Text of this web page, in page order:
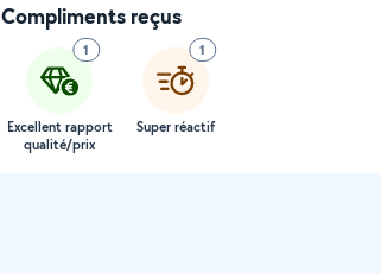
Compliments reçus
1
Excellent rapport
qualité/prix
1
Super réactif